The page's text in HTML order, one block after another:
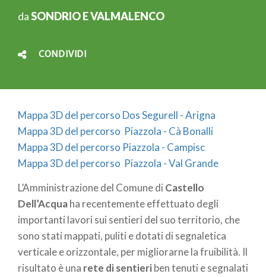
daSONDRIO E VALMALENCO
CONDIVIDI
Mappa 3D del percorso Dos Segurell - Arigna
Mappa 3D del percorso Piazzola - Cà Bonalli
Mappa 3D del percorso Piazzola - Campisc
Mappa 3D del percorso Piazzola - Val Grande
L’Amministrazione del Comune di Castello
Dell’Acquaha recentemente effettuato degli
importanti lavori sui sentieri del suo territorio, che
sono stati mappati, puliti e dotati di segnaletica
verticale e orizzontale, per migliorarne la fruibilità. Il
risultato è una rete di sentieriben tenuti e segnalati